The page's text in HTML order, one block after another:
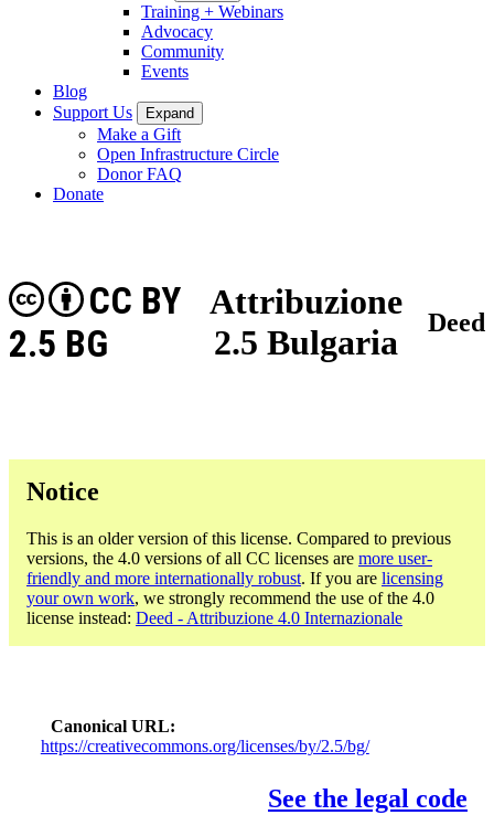
Training + Webinars
Advocacy
Community
Events
Blog
Support Us
Expand
Make a Gift
Open Infrastructure Circle
Donor FAQ
Donate
Attribuzione
2.5 Bulgaria
CC BY
2.5 BG
Deed
Notice
This is an older version of this license. Compared to previous
versions, the 4.0 versions of all CC licenses are more user-
friendly and more internationally robust. If you are licensing
your own work, we strongly recommend the use of the 4.0
license instead: Deed - Attribuzione 4.0 Internazionale
Canonical URL
https://creativecommons.org/licenses/by/2.5/bg/
See the legal code